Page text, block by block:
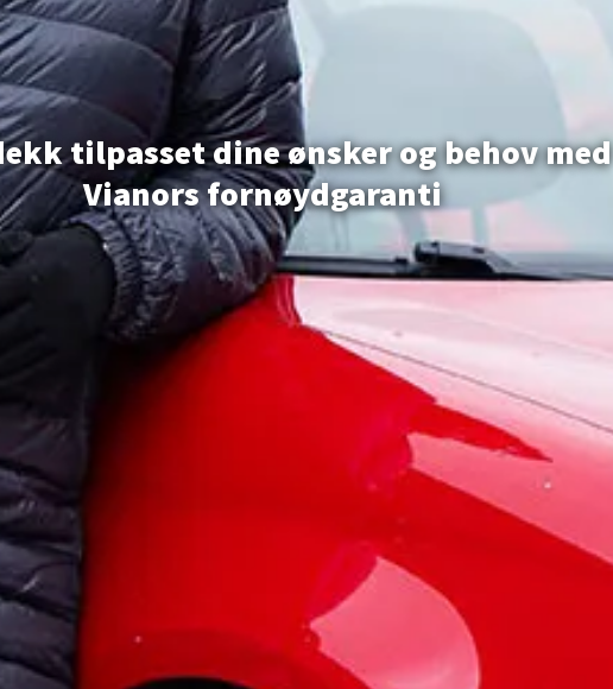
tilpasset dineønskerog behov med
Vianorsfornøydgaranti